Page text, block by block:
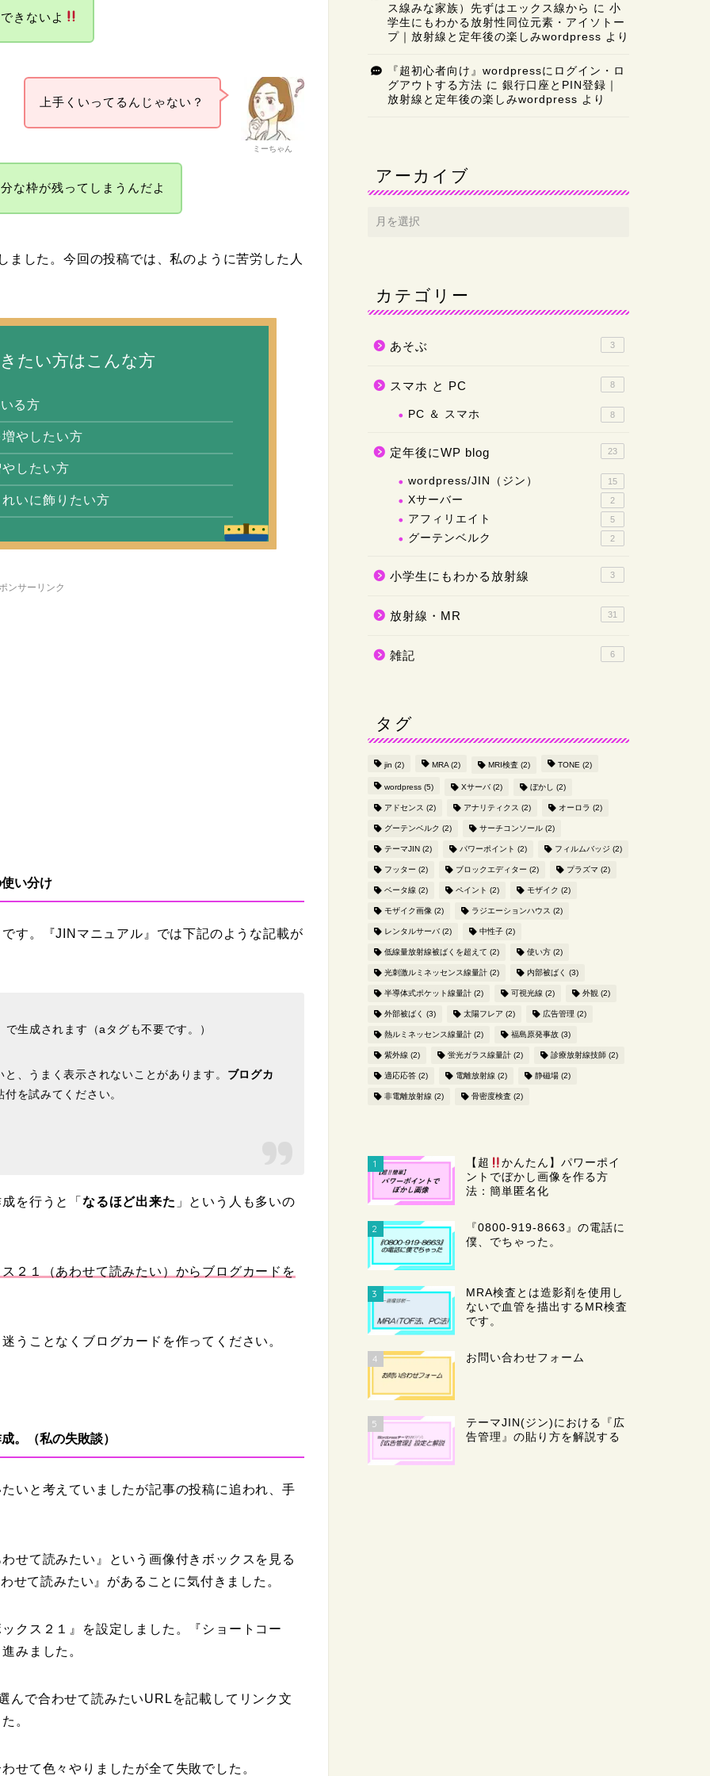
きないよ
ミーちゃん
上手くいってるんじゃない？
な枠が残ってしまうんだよ
した。今回の投稿では、私のように苦労した人
たい方はこんな方
る方
やしたい方
したい方
いに飾りたい方
ンサーリンク
い分け
す。『JINマニュアル』では下記のような記載が
生成されます（aタグも不要です。）
、うまく表示されないことがあります。 ブログカ
を試みてください。
を行うと「 なるほど出来た 」という人も多いの
２１（あわせて読みたい）からブログカードを
うことなくブログカードを作ってください。
。（私の失敗談）
いと考えていましたが記事の投稿に追われ、手
せて読みたい』という画像付きボックスを見る
せて読みたい』があることに気付きました。
クス２１』を設定しました。『ショートコー
みました。
んで合わせて読みたいURLを記載してリンク文
。
せて色々やりましたが全て失敗でした。
ス線みな家族）先ずはエックス線から に 小
学生にもわかる放射性同位元素・アイソトー
プ｜放射線と定年後の楽しみwordpress より
『超初心者向け』wordpressにログイン・ロ
グアウトする方法 に 銀行口座とPIN登録｜
放射線と定年後の楽しみwordpress より
アーカイブ
カテゴリー
あそぶ 3
スマホ と PC 8
PC ＆ スマホ 8
定年後にWP blog 23
wordpress/JIN（ジン） 15
Xサーバー 2
アフィリエイト 5
グーテンベルク 2
小学生にもわかる放射線 3
放射線・MR 31
雑記 6
タグ
jin (2) MRA(2) MRI検査(2) TONE (2)
wordpress(5) Xサーバ(2) ぼかし (2)
アドセンス (2) アナリティクス (2) オーロラ (2)
グーテンベルク (2) サーチコンソール(2)
テーマJIN(2) パワーポイント (2) フィルムバッジ (2)
フッター (2) ブロックエディター (2) プラズマ (2)
ベータ線 (2) ペイント (2) モザイク (2)
モザイク画像 (2) ラジエーションハウス (2)
レンタルサーバ(2) 中性子(2)
低線量放射線被ばくを超えて (2) 使い方(2)
光刺激ルミネッセンス線量計(2) 内部被ばく (3)
半導体式ポケット線量計(2) 可視光線 (2) 外観 (2)
外部被ばく (3) 太陽フレア (2) 広告管理 (2)
熱ルミネッセンス線量計(2) 福島原発事故(3)
紫外線 (2) 蛍光ガラス線量計(2) 診療放射線技師(2)
適応応答(2) 電離放射線 (2) 静磁場(2)
非電離放射線 (2) 骨密度検査(2)
1 【超
かんたん】パワーポイ
ントでぼかし画像を作る方
法：簡単匿名化
2
『0800-919-8663』の電話に
僕、でちゃった。
3
MRA検査とは造影剤を使用し
ないで血管を描出するMR検査
です。
4 お問い合わせフォーム
5
テーマJIN(ジン)における『広
告管理』の貼り方を解説する